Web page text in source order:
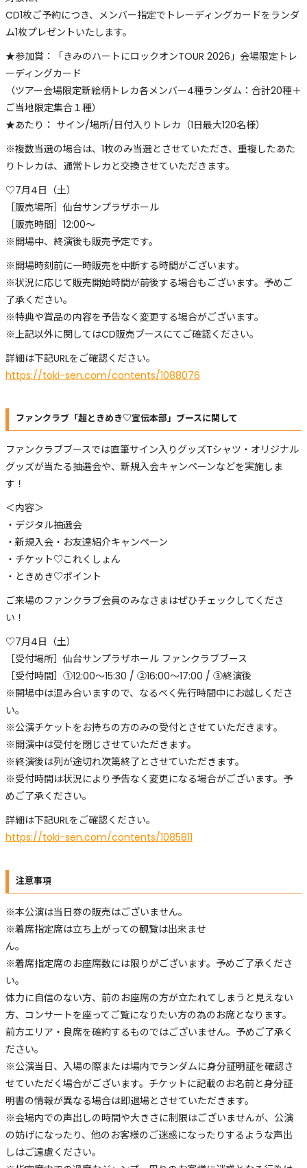
CD1枚ご予約につき、メンバー指定でトレーディングカードをランダ
ム1枚プレゼントいたします。
★参加賞：「きみのハートにロックオンTOUR 2026」会場限定トレ
ーディングカード
（ツアー会場限定新絵柄トレカ各メンバー4種ランダム：合計20種＋
ご当地限定集合１種）
★あたり： サイン/場所/日付入りトレカ（1日最大120名様）
※複数当選の場合は、1枚のみ当選とさせていただき、重複したあた
りトレカは、通常トレカと交換させていただきます。
♡7月4日（土）
［販売場所］仙台サンプラザホール
［販売時間］12:00〜
※開場中、終演後も販売予定です。
※開場時刻前に一時販売を中断する時間がございます。
※状況に応じて販売開始時間が前後する場合もございます。予めご
了承ください。
※特典や賞品の内容を予告なく変更する場合がございます。
※上記以外に関してはCD販売ブースにてご確認ください。
詳細は下記URLをご確認ください。
https://toki-sen.com/contents/1088076
ファンクラブ「超ときめき♡宣伝本部」ブースに関して
ファンクラブブースでは直筆サイン入りグッズTシャツ・オリジナル
グッズが当たる抽選会や、新規入会キャンペーンなどを実施しま
す！
＜内容＞
・デジタル抽選会
・新規入会・お友達紹介キャンペーン
・チケット♡これくしょん
・ときめき♡ポイント
ご来場のファンクラブ会員のみなさまはぜひチェックしてくださ
い！
♡7月4日（土）
［受付場所］仙台サンプラザホール ファンクラブブース
［受付時間］①12:00〜15:30 / ②16:00～17:00 / ③終演後
※開場中は混み合いますので、なるべく先行時間中にお越しくださ
い。
※公演チケットをお持ちの方のみの受付とさせていただきます。
※開演中は受付を閉じさせていただきます。
※終演後は列が途切れ次第終了とさせていただきます。
※受付時間は状況により予告なく変更になる場合がございます。予
めご了承ください。
詳細は下記URLをご確認ください。
https://toki-sen.com/contents/1085811
注意事項
※本公演は当日券の販売はございません。
※着席指定席は立ち上がっての観覧は出来ませ
ん。
※着席指定席のお座席数には限りがございます。予めご了承くださ
い。
体力に自信のない方、前のお座席の方が立たれてしまうと見えない
方、コンサートを座ってご覧になりたい方の為のお席となります。
前方エリア・良席を確約するものではございません。予めご了承く
ださい。
※公演当日、入場の際または場内でランダムに身分証明証を確認さ
せていただく場合がございます。チケットに記載のお名前と身分証
明書の情報が異なる場合は即退場とさせていただきます。
※会場内での声出しの時間や大きさに制限はございませんが、公演
の妨げになったり、他のお客様のご迷惑になったりするような声出
しはご遠慮ください。